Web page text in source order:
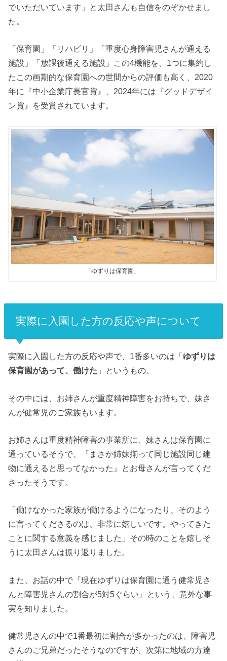
でいただいています」と太田さんも自信をのぞかせまし
た。
「保育園」「リハビリ」「重度心身障害児さんが通える
施設」「放課後通える施設」この4機能を、1つに集約し
たこの画期的な保育園への世間からの評価も高く、2020
年に『中小企業庁長官賞』、2024年には『グッドデザイ
ン賞』を受賞されています。
「ゆずりは保育園」
実際に入園した方の反応や声について
実際に入園した方の反応や声で、1番多いのは「ゆずりは
保育園があって、働けた 」というもの。
その中には、お姉さんが重度精神障害をお持ちで、妹さ
んが健常児のご家族もいます。
お姉さんは重度精神障害の事業所に、妹さんは保育園に
通っているそうで、
『まさか姉妹揃って同じ施設同じ建
物に通えると思ってなかった』とお母さんが言ってくだ
さったそうです。
「働けなかった家族が働けるようになったり、そのよう
に言ってくださるのは、非常に嬉しいです。やってきた
ことに関する意義を感じました」 その時のことを嬉しそ
うに太田さんは振り返りました。
また、お話の中で『現在ゆずりは保育園に通う健常児さ
んと障害児さんの割合が5対5ぐらい』という、意外な事
実を知りました。
健常児さんの中で1番最初に割合が多かったのは、障害児
さんのご兄弟だったそうなのですが、次第に地域の方達